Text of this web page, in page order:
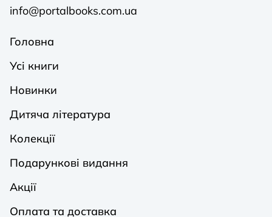
info@portalbooks.com.ua
Головна
Усі книги
Новинки
Дитяча література
Колекції
Подарункові видання
Акції
Оплата та доставка